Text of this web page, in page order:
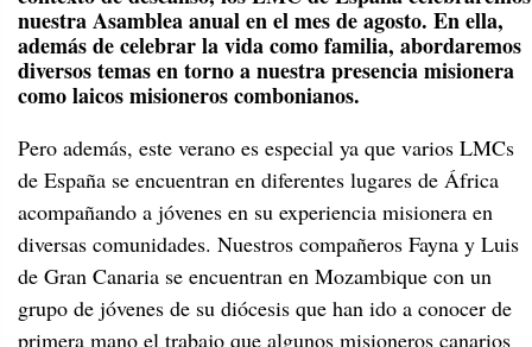
nuestra Asamblea anual en el mes de agosto. En ella,
además de celebrar la vida como familia, abordaremos
diversos temas en torno a nuestra presencia misionera
como laicos misioneros combonianos.
Pero además, este verano es especial ya que varios LMCs
de España se encuentran en diferentes lugares de África
acompañando a jóvenes en su experiencia misionera en
diversas comunidades. Nuestros compañeros Fayna y Luis
de Gran Canaria se encuentran en Mozambique con un
grupo de jóvenes de su diócesis que han ido a conocer de
primera mano el trabajo que algunos misioneros canarios